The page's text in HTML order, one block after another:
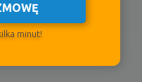
minut!